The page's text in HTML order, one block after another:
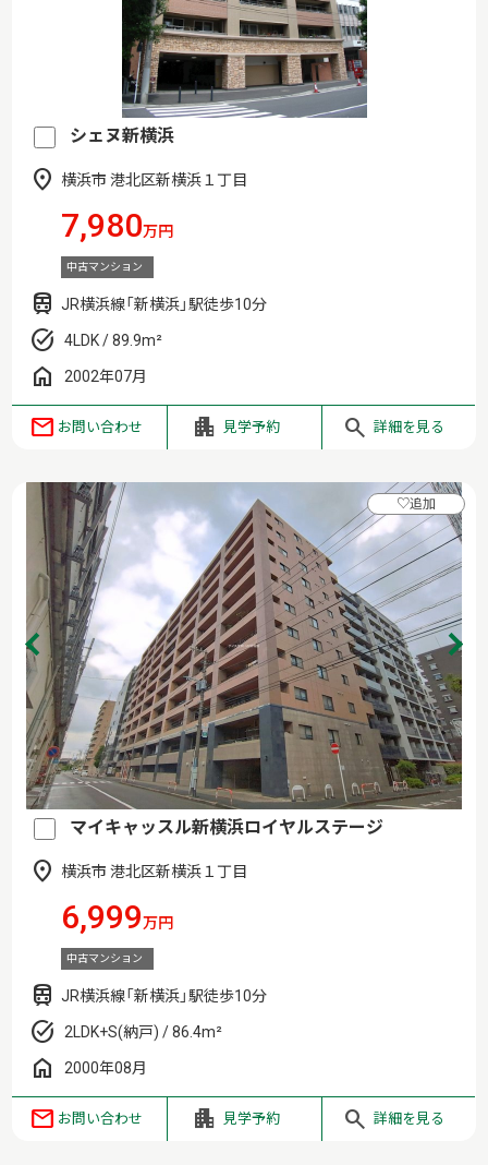
シェヌ新横浜
横浜市 港北区新横浜１丁目
7,980万円
中古マンション
JR横浜線「新横浜」駅徒歩10分
4LDK / 89.9m²
2002年07月
お問い合わせ 見学予約 詳細を見る
マイキャッスル新横浜ロイヤルステージ
横浜市 港北区新横浜１丁目
6,999万円
中古マンション
JR横浜線「新横浜」駅徒歩10分
2LDK+S(納戸) / 86.4m²
2000年08月
♡追加
お問い合わせ 見学予約 詳細を見る